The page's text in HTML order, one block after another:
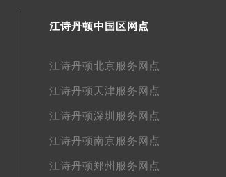
江诗丹顿中国区网点
江诗丹顿北京服务网点
江诗丹顿天津服务网点
江诗丹顿深圳服务网点
江诗丹顿南京服务网点
江诗丹顿郑州服务网点